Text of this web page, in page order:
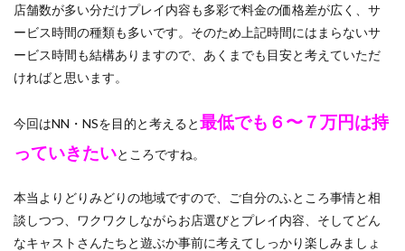
店舗数が多い分だけプレイ内容も多彩で料金の価格差が広く、サ
ービス時間の種類も多いです。そのため上記時間にはまらないサ
ービス時間も結構ありますので、あくまでも目安と考えていただ
ければと思います。
今回はNN・NSを目的と考えると最低でも６ 〜７万円は持
っていきたいところですね。
本当よりどりみどりの地域ですので、ご自分のふところ事情と相
談しつつ、ワクワクしながらお店選びとプレイ内容、そしてどん
なキャストさんたちと遊ぶか事前に考えてしっかり楽しみましょ